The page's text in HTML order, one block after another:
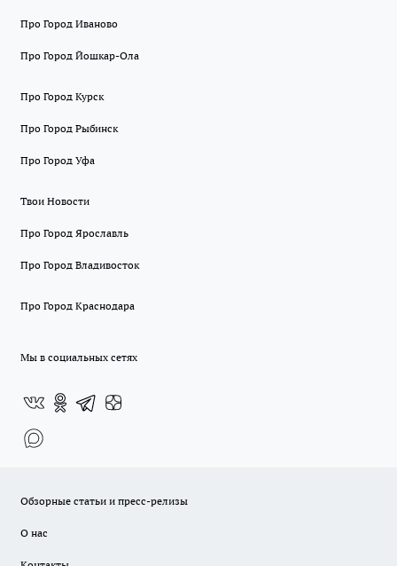
Про Город Иваново
Про Город Йошкар-Ола
Про Город Курск
Про Город Рыбинск
Про Город Уфа
Твои Новости
Про Город Ярославль
Про Город Владивосток
Про Город Краснодара
Мы в социальных сетях
Обзорные статьи и пресс-релизы
О нас